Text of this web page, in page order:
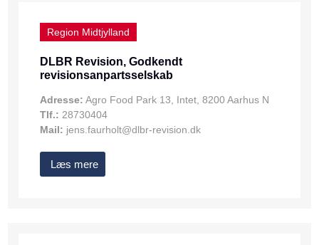
Region Midtjylland
DLBR Revision, Godkendt
revisionsanpartsselskab
Adresse: Agro Food Park 13, Intet, 8200 Aarhus N
Tlf.: 28730404
Mail: jens.faurholt@dlbr-revision.dk
Læs mere